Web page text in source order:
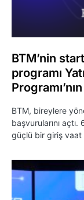
BTM’nin
programı
BTM, bireylere
başvurularını
güçlü bir giriş vaat